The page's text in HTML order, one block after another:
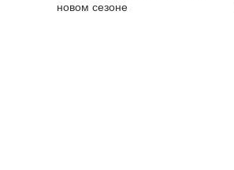
новом сезоне